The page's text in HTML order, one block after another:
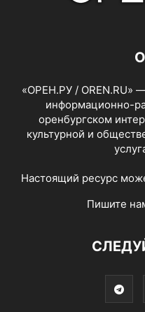
«ОРЕН.РУ / OREN.RU»
информационно-
оренбургском
культурной и
Настоящий ресурс
Пишите